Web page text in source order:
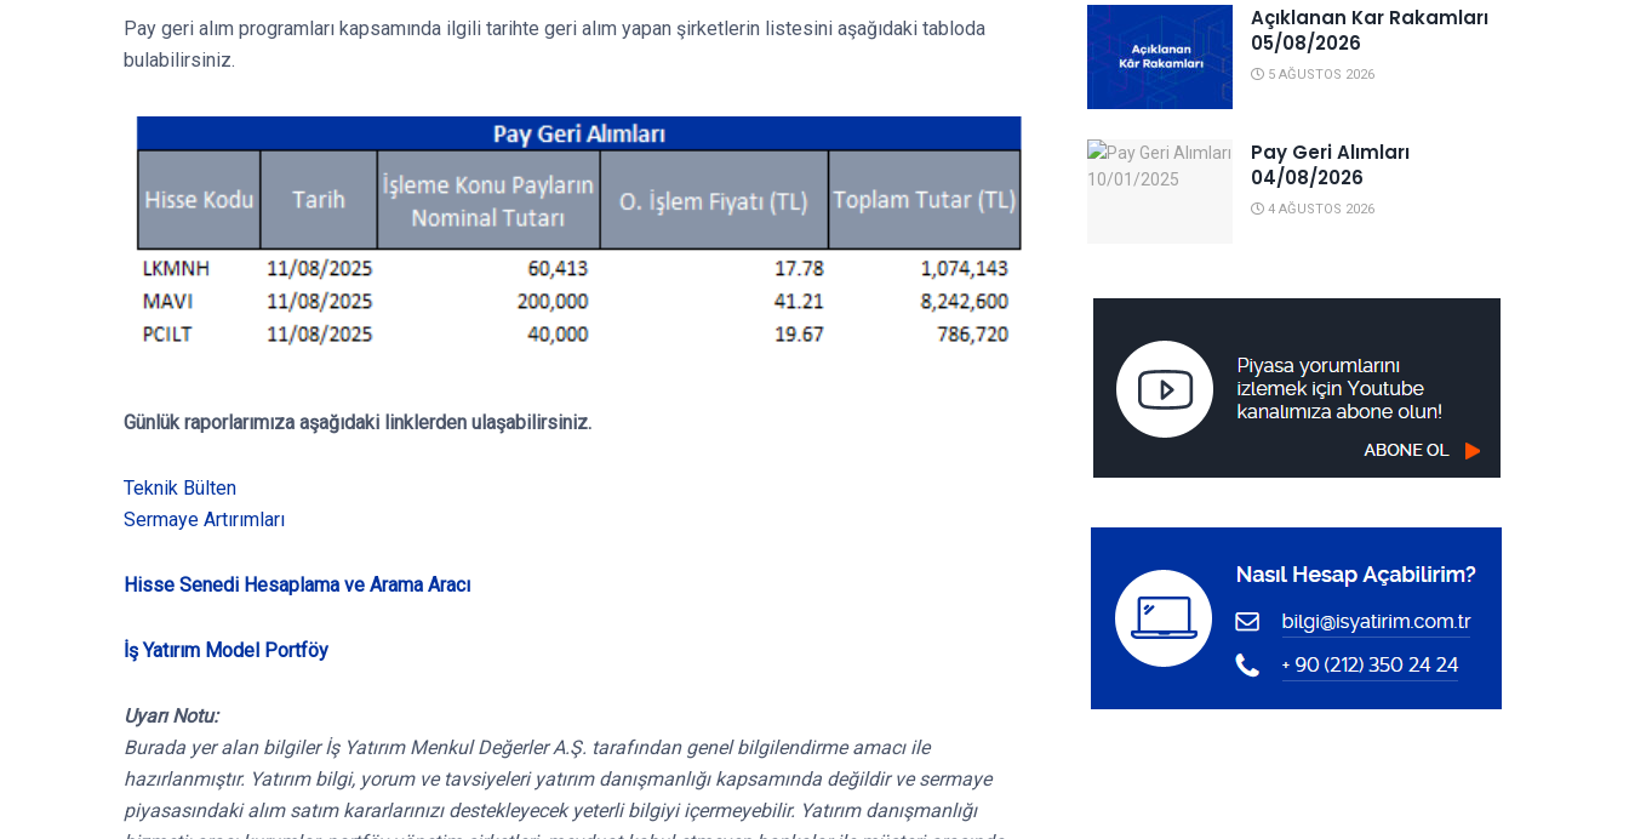
Pay geri alım programları kapsamında ilgili tarihte geri alım yapan şirketlerin listesini aşağıdaki tabloda
bulabilirsiniz.
Günlük raporlarımıza aşağıdaki linklerden ulaşabilirsiniz.
Teknik Bülten
Sermaye Artırımları
Hisse Senedi Hesaplama ve Arama Aracı
İş Yatırım Model Portföy
Uyarı Notu:
Burada yer alan bilgiler İş Yatırım Menkul Değerler A.Ş. tarafından genel bilgilendirme amacı ile
hazırlanmıştır. Yatırım bilgi, yorum ve tavsiyeleri yatırım danışmanlığı kapsamında değildir ve sermaye
piyasasındaki alım satım kararlarınızı destekleyecek yeterli bilgiyi içermeyebilir. Yatırım danışmanlığı
Açıklanan Kar Rakamları
05/08/2026
5 AĞUSTOS 2026
Pay Geri Alımları
04/08/2026
4 AĞUSTOS 2026